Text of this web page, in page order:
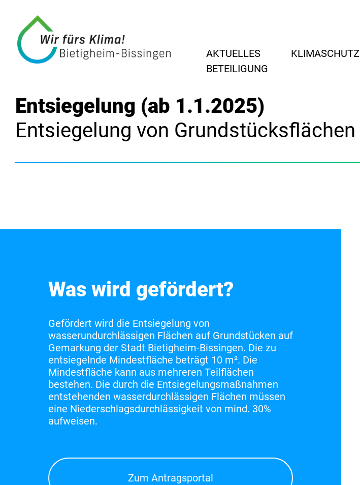
AKTUELLES KLIMASCHUTZ
BETEILIGUNG
Entsiegelung (ab 1.1.2025)
Entsiegelung von Grundstücksflächen
Was wird gefördert?
Gefördert wird die Entsiegelung von
wasserundurchlässigen Flächen auf Grundstücken auf
Gemarkung der Stadt Bietigheim-Bissingen. Die zu
entsiegelnde Mindestfläche beträgt 10 m². Die
Mindestfläche kann aus mehreren Teilflächen
bestehen. Die durch die Entsiegelungsmaßnahmen
entstehenden wasserdurchlässigen Flächen müssen
eine Niederschlagsdurchlässigkeit von mind. 30%
aufweisen.
Zum Antragsportal